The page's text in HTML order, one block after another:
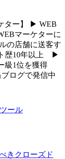
ター】 ▶︎ WEB
マーケターに
の店舗に送客す
歴10年以上 ▶︎
級1位を獲得
ログで発信中
ール
きクローズド